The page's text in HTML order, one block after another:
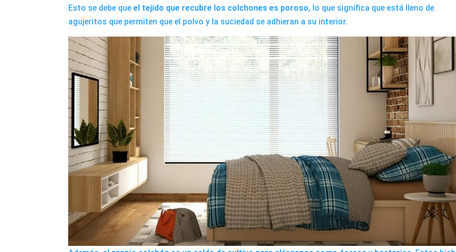
Esto se debe queel tejido que recubre los colchones es poroso, lo que significa que está lleno de
agujeritos que permiten que el polvo y la suciedad se adhieran a su interior.